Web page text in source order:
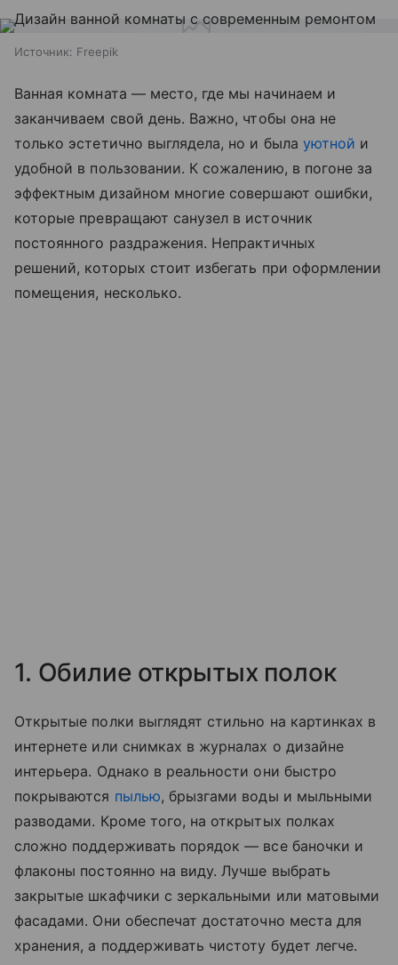
Источник: Freepik
Ванная комната — место, где мы начинаем и
заканчиваем свой день. Важно, чтобы она не
только эстетично выглядела, но и была уютной и
удобной в пользовании. К сожалению, в погоне за
эффектным дизайном многие совершают ошибки,
которые превращают санузел в источник
постоянного раздражения. Непрактичных
решений, которых стоит избегать при оформлении
помещения, несколько.
1. Обилие открытых полок
Открытые полки выглядят стильно на картинках в
интернете или снимках в журналах о дизайне
интерьера. Однако в реальности они быстро
покрываются пылью, брызгами воды и мыльными
разводами. Кроме того, на открытых полках
сложно поддерживать порядок — все баночки и
флаконы постоянно на виду. Лучше выбрать
закрытые шкафчики с зеркальными или матовыми
фасадами. Они обеспечат достаточно места для
хранения, а поддерживать чистоту будет легче.